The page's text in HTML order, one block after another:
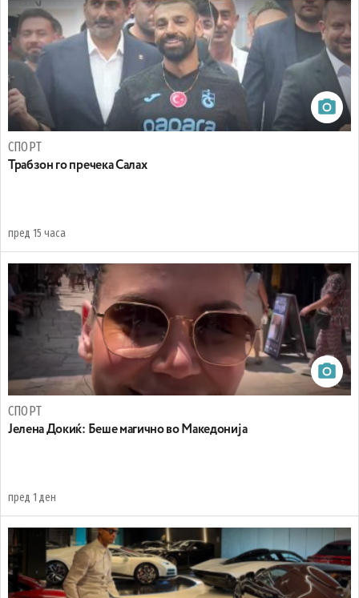
СПОРТ
Трабзон го пречека Салах
пред 15 часа
СПОРТ
Јелена Докиќ: Беше магично во Македонија
пред 1 ден